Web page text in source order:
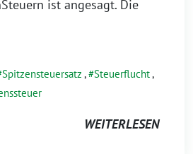
ist angesagt. Die
Spitzensteuersatz , Steuerflucht,
WEITERLESEN